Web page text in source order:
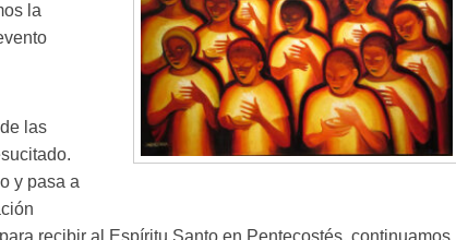
la
las
y pasa a